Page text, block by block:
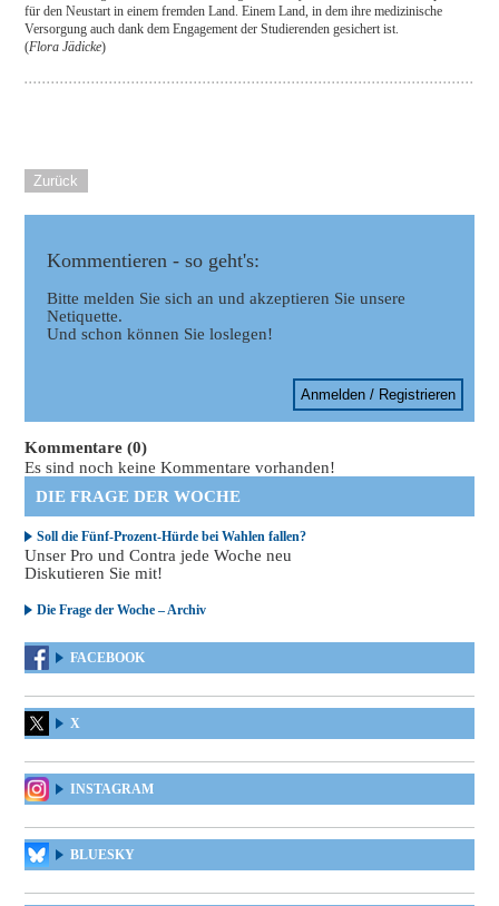
für den Neustart in einem fremden Land. Einem Land, in dem ihre medizinische
Versorgung auch dank dem Engagement der Studierenden gesichert ist.
(Flora Jädicke)
Zurück
Kommentieren - so geht's:
Bitte melden Sie sich an und akzeptieren Sie unsere
Netiquette.
Und schon können Sie loslegen!
Anmelden / Registrieren
Kommentare (0)
Es sind noch keine Kommentare vorhanden!
DIE FRAGE DER WOCHE
Soll die Fünf-Prozent-Hürde bei Wahlen fallen?
Unser Pro und Contra jede Woche neu
Diskutieren Sie mit!
Die Frage der Woche – Archiv
FACEBOOK
X
INSTAGRAM
BLUESKY